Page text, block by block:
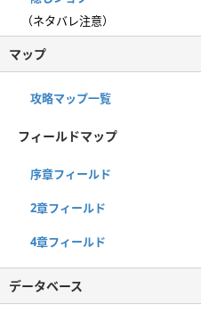
（ネタバレ注意）
マップ
攻略マップ一覧
フィールドマップ
序章フィールド
2章フィールド
4章フィールド
データベース